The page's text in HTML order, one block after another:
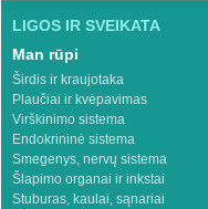
LIGOS IR SVEIKATA
Man rūpi
Širdis ir kraujotaka
Plaučiai ir kvėpavimas
Virškinimo sistema
Endokrininė sistema
Smegenys, nervų sistema
Šlapimo organai ir inkstai
Stuburas, kaulai, sąnariai